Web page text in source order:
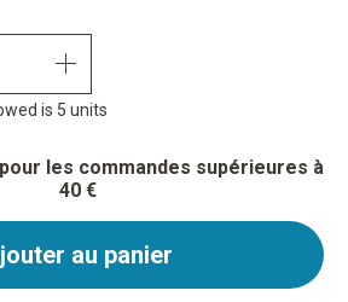
is 5 units
les commandes supérieures à
40 €
au panier